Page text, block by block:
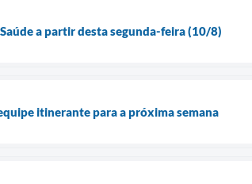
a partir desta segunda-feira (10/8)
itinerante para a próxima semana